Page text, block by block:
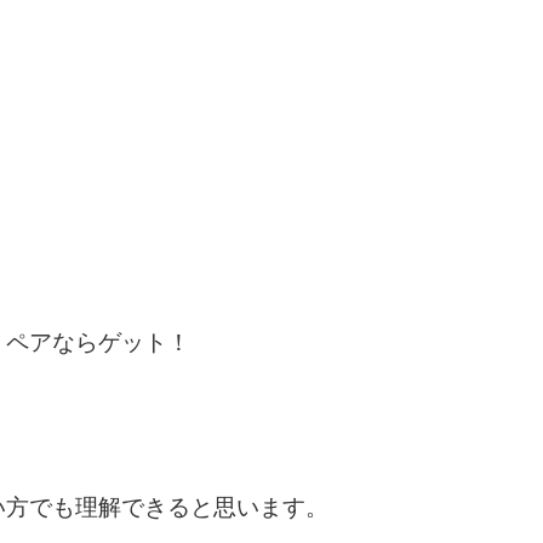
アならゲット！
でも理解できると思います。